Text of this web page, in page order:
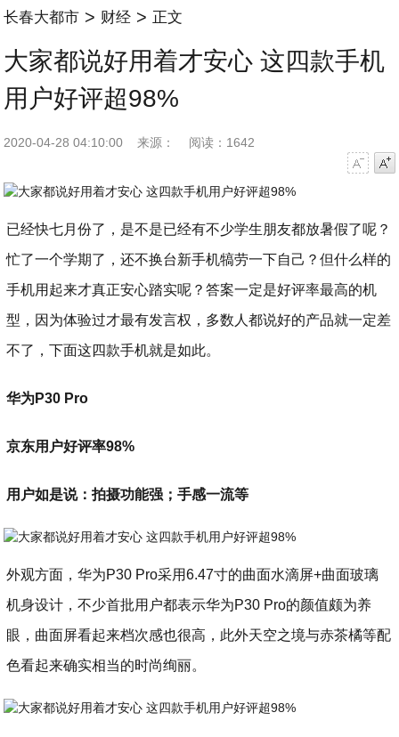
长春大都市 > 财经 > 正文
大家都说好用着才安心 这四款手机
用户好评超98%
2020-04-28 04:10:00 来源：
阅读：1642
已经快七月份了，是不是已经有不少学生朋友都放暑假了呢？
忙了一个学期了，还不换台新手机犒劳一下自己？但什么样的
手机用起来才真正安心踏实呢？答案一定是好评率最高的机
型，因为体验过才最有发言权，多数人都说好的产品就一定差
不了，下面这四款手机就是如此。
华为P30 Pro
京东用户好评率98%
用户如是说：拍摄功能强；手感一流等
外观方面，华为P30 Pro采用6.47寸的曲面水滴屏+曲面玻璃
机身设计，不少首批用户都表示华为P30 Pro的颜值颇为养
眼，曲面屏看起来档次感也很高，此外天空之境与赤茶橘等配
色看起来确实相当的时尚绚丽。